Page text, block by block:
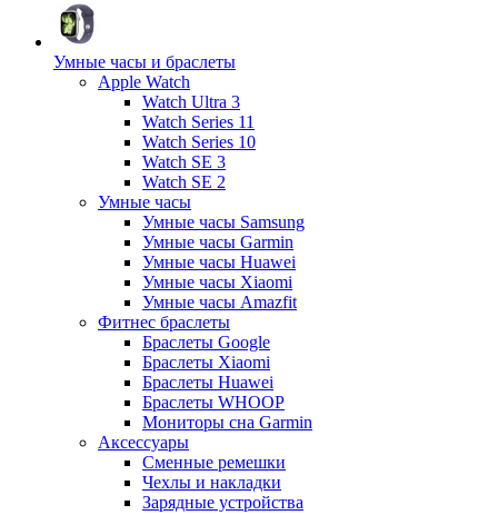
Умные часы и браслеты
Apple Watch
Watch Ultra 3
Watch Series 11
Watch Series 10
Watch SE 3
Watch SE 2
Умные часы
Умные часы Samsung
Умные часы Garmin
Умные часы Huawei
Умные часы Xiaomi
Умные часы Amazfit
Фитнес браслеты
Браслеты Google
Браслеты Xiaomi
Браслеты Huawei
Браслеты WHOOP
Мониторы сна Garmin
Аксессуары
Сменные ремешки
Чехлы и накладки
Зарядные устройства